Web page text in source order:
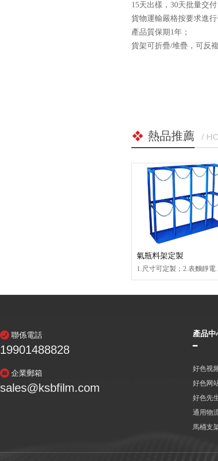
15天出樣，30天批量交
貨物運輸嚴格按要求進
產品質保期1年；
貨架可折疊/堆疊，可反
熱品推薦 /
氣瓶料架定製
聯係電話
19901488828
企業郵箱
sales@ksbfilm.com
產品中
好色视
好色网
好色先
通用物
馬桶支